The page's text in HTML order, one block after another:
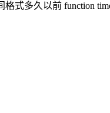
多久以前 function